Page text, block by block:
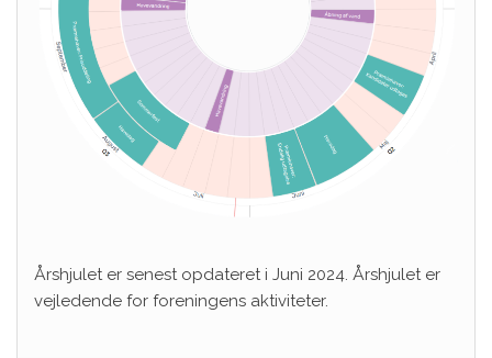
Årshjulet er senest opdateret i Juni 2024. Årshjulet er
vejledende for foreningens aktiviteter.